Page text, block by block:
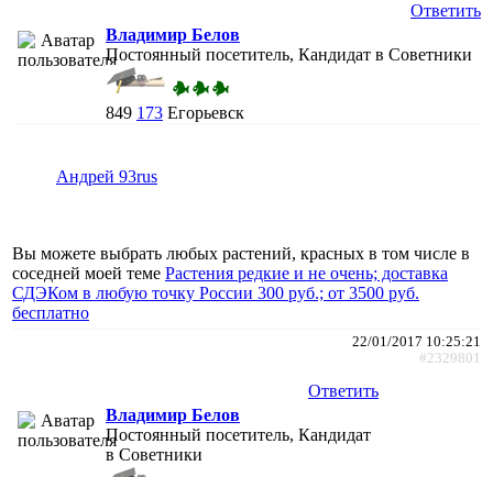
Ответить
Владимир Белов
Постоянный посетитель, Кандидат в Советники
849 173 Егорьевск
Андрей 93rus
Вы можете выбрать любых растений, красных в том числе в
соседней моей теме Растения редкие и не очень; доставка
СДЭКом в любую точку России 300 руб.; от 3500 руб.
бесплатно
22/01/2017 10:25:21
#2329801
Ответить
Владимир Белов
Постоянный посетитель, Кандидат
в Советники